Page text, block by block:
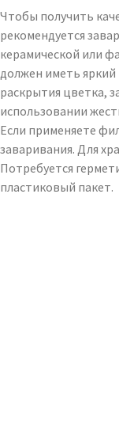
Чтобы получить
рекомендуется
керамической или
должен иметь
раскрытия цветка,
использовании
Если применяете
заваривания. Для
Потребуется
пластиковый пакет.